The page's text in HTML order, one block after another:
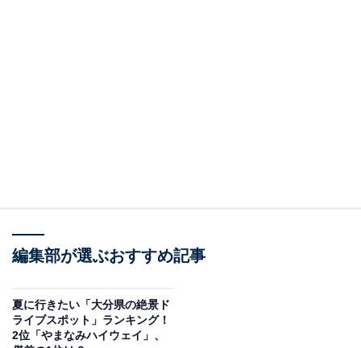
れています。クルーズ体験も夏の観光に適していると感
じられているようです。
回答者からは「軍艦島は一度は行きたいところ。船でし
か行けないけど、長崎に行くならここは寄りたいスポッ
編集部が選ぶおすすめ記事
夏に行きたい「大分県の絶景ド
ライブスポット」ランキング！
2位「やまなみハイウェイ」、